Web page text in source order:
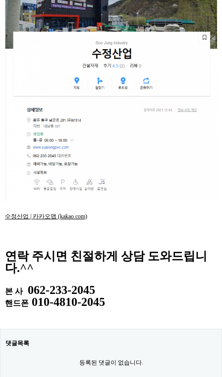
수정산업 | 카카오맵 (kakao.com)
연락 주시면 친절하게 상담 도와드립니
다.^^
본 사 062-233-2045
핸드폰 010-4810-2045
댓글목록
등록된 댓글이 없습니다.